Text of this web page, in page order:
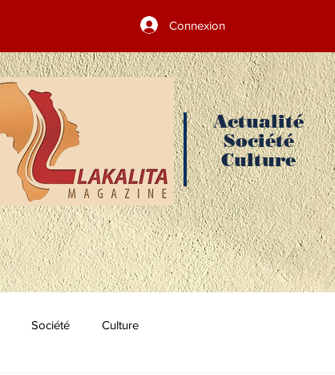
Connexion
Actualité
Société
Culture
Société Culture